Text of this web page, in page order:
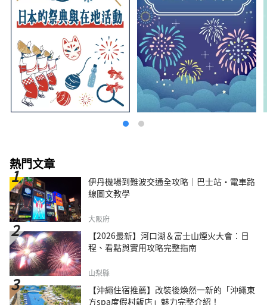
熱門文章
伊丹機場到難波交通全攻略｜巴士站・電車路
線圖文教學
大阪府
【2026最新】河口湖＆富士山煙火大會：日
程、看點與實用攻略完整指南
山梨縣
【沖繩住宿推薦】改裝後煥然一新的「沖繩東
方spa度假村飯店」魅力完整介紹！